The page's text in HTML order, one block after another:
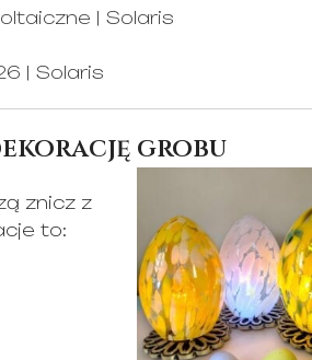
| Solaris
| Solaris
grobu
znicz z
to: